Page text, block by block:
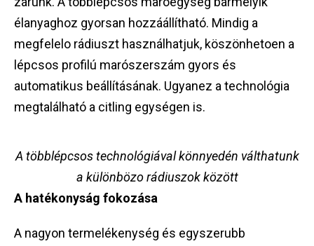
élanyaghoz gyorsan hozzáállítható. Mindig a
megfelelo rádiuszt használhatjuk, köszönhetoen a
lépcsos profilú marószerszám gyors és
automatikus beállításának. Ugyanez a technológia
megtalálható a citling egységen is.
A többlépcsos technológiával könnyedén válthatunk
a különbözo rádiuszok között
A hatékonyság fokozása
A nagyon termelékenység és egyszerubb